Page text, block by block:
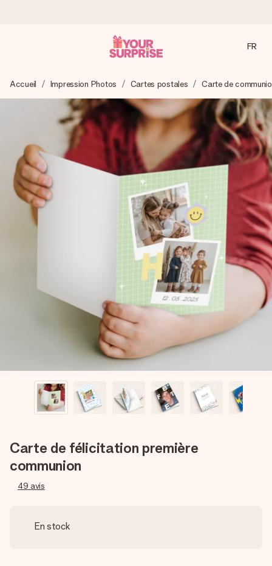
Nous préparons votre cadeau avec attention et l’envoyons
en un éclair – pour que vous puissiez l’offrir au bon moment,
quand cela compte le plus.
4,7 (sur la base de +15 000 avis)
Nos cadeaux sont appréciés. Les clients nous attribuent
une note de 4,7 sur Google Reviews (total de tous les
pays où nous sommes présents).
Carte de vœux gratuite
Créez quelque chose d’unique en quelques étapes – avec
son prénom, votre photo ou un message qui touche le cœur.
Sans complications, juste tout l’amour pour le moment idéal.
FR
Accueil Impression Photos Cartes postales Carte de
Carte de félicitation première
communion
49 avis
En stock